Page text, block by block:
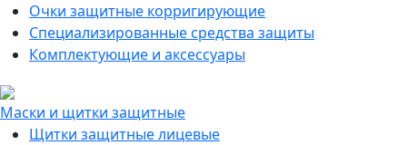
Очки защитные корригирующие
Специализированные средства защиты
Комплектующие и аксессуары
Маски и щитки защитные
Щитки защитные лицевые